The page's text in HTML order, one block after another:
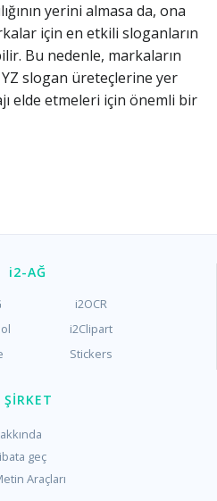
yerini almasa da, ona
için en etkili sloganların
Bu nedenle, markaların
slogan üreteçlerine yer
elde etmeleri için önemli bir
i2-AĞ
i2OCR
i2Clipart
Stickers
ŞIRKET
geç
Araçları